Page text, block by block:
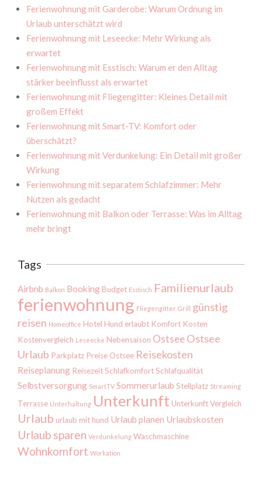
Ferienwohnung mit Garderobe: Warum Ordnung im
Urlaub unterschätzt wird
Ferienwohnung mit Leseecke: Mehr Wirkung als
erwartet
Ferienwohnung mit Esstisch: Warum er den Alltag
stärker beeinflusst als erwartet
Ferienwohnung mit Fliegengitter: Kleines Detail mit
großem Effekt
Ferienwohnung mit Smart-TV: Komfort oder
überschätzt?
Ferienwohnung mit Verdunkelung: Ein Detail mit großer
Wirkung
Ferienwohnung mit separatem Schlafzimmer: Mehr
Nutzen als gedacht
Ferienwohnung mit Balkon oder Terrasse: Was im Alltag
mehr bringt
Tags
Airbnb Balkon Booking Budget Esstisch Familienurlaub
ferienwohnung Fliegengitter Grill günstig
reisen Homeoffice Hotel Hund erlaubt Komfort Kosten
Kostenvergleich Leseecke Nebensaison OstseeOstsee
Urlaub Parkplatz Preise Ostsee Reisekosten
Reiseplanung ReisezeitSchlafkomfortSchlafqualität
Selbstversorgung SmartTV Sommerurlaub Stellplatz Streaming
Terrasse Unterhaltung Unterkunft Unterkunft Vergleich
Urlaub urlaub mit hund Urlaub planen Urlaubskosten
Urlaub sparen Verdunkelung Waschmaschine
Wohnkomfort Workation